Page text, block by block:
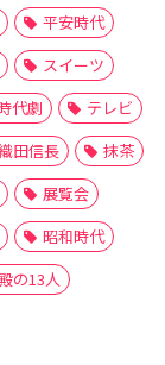
平安時代
スイーツ
代劇
テレビ
田信長
抹茶
展覧会
昭和時代
の13人